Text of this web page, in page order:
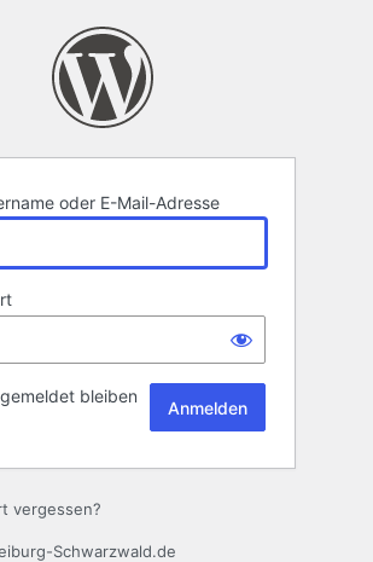
oder E-Mail-Adresse
bleiben
vergessen?
Schwarzwald.de